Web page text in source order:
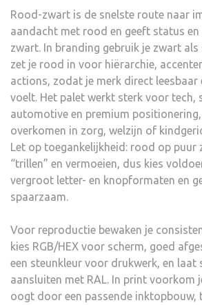
Rood-zwart is de snelste route naar
aandacht met rood en geeft status
zwart. In branding gebruik je zwart als
zet je rood in voor hiërarchie,
actions, zodat je merk direct leesbaar
voelt. Het palet werkt sterk voor tech,
automotive en premium
overkomen in zorg, welzijn of
Let op toegankelijkheid: rood op puur
“trillen” en vermoeien, dus kies
vergroot letter- en knopformaten en
spaarzaam.
Voor reproductie bewaken je
kies RGB/HEX voor scherm, goed
een steunkleur voor drukwerk, en laat
aansluiten met RAL. In print voorkom
oogt door een passende inktopbouw,